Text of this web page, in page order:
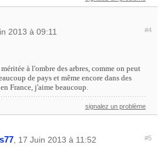
2013 à 09:11 #4
à l'ombre des arbres, comme on peut
de pays et même encore dans des
France, j'aime beaucoup.
signalez un problème
, 17 Juin 2013 à 11:52 #5